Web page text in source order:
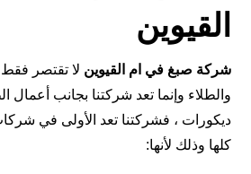
القيوين
شركة صبغ في ام القيوين لا تقتصر
والطلاء وإنما تعد شركتنا بجانب
ديكورات ، فشركتنا تعد الأولى في شركات
كلها وذلك لأنها: